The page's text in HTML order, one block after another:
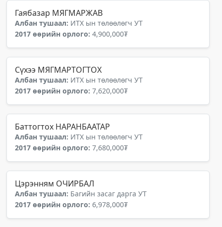
Гаябазар МЯГМАРЖАВ
Албан тушаал: ИТХ ын төлөөлөгч УТ
2017 өөрийн орлого: 4,900,000₮
Сүхээ МЯГМАРТОГТОХ
Албан тушаал: ИТХ ын төлөөлөгч УТ
2017 өөрийн орлого: 7,620,000₮
Баттогтох НАРАНБААТАР
Албан тушаал: ИТХ ын төлөөлөгч УТ
2017 өөрийн орлого: 7,680,000₮
Цэрэнням ОЧИРБАЛ
Албан тушаал: Багийн засаг дарга УТ
2017 өөрийн орлого: 6,978,000₮